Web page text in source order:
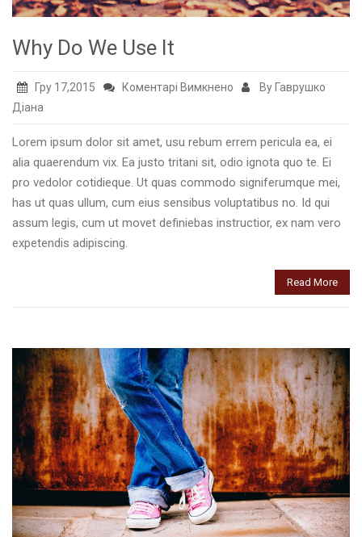
Why Do We Use It
Гру 17,2015 Коментарі Вимкнено до
We
Use
It
By Гаврушко
Діана
Lorem ipsum dolor sit amet, usu rebum errem pericula ea, ei
alia quaerendum vix. Ea justo tritani sit, odio ignota quo te. Ei
pro vedolor cotidieque. Ut quas commodo signiferumque mei,
has ut quas ullum, cum eius sensibus voluptatibus no. Id qui
assum legis, cum ut movet definiebas instructior, ex nam vero
expetendis adipiscing.
Read More